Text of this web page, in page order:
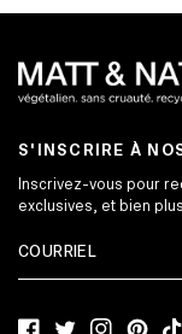
S'INSCRIRE À
Inscrivez-vous pour
exclusives, et bien